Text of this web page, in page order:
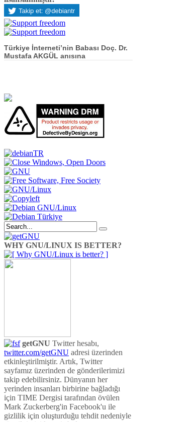
Türkiye İnterneti’nin Babası Doç. Dr.
Mustafa AKGÜL anısına
WHY GNU/LINUX IS BETTER?
getGNU Twitter hesabı,
twitter.com/getGNU adresi üzerinden
etkinleştirilmiştir. Artık, Twitter
sayfamız üzerinden de gönderilerimizi
takip edebilirsiniz. Dünyanın her
yerinden insanları birbirine bağladığı
için TIME Dergisi tarafından övülen
Mark Zuckerberg'in Facebook'u ile
gizlilik için oluşturduğu tehdit nedeniyle